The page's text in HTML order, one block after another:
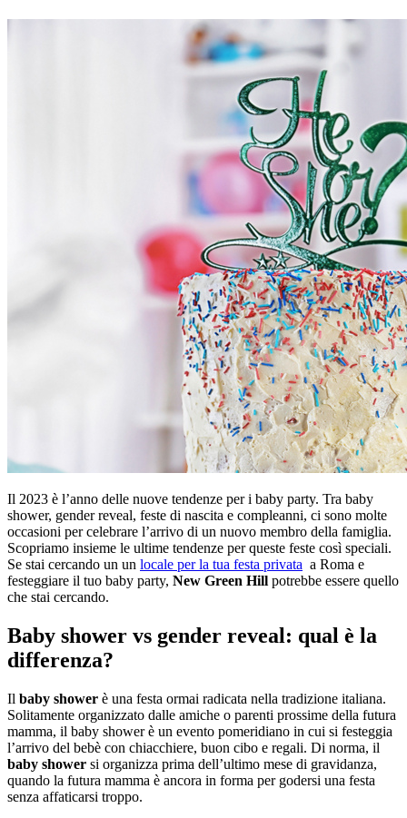
Il 2023 è l’anno delle nuove tendenze per i baby party. Tra baby
shower, gender reveal, feste di nascita e compleanni, ci sono molte
occasioni per celebrare l’arrivo di un nuovo membro della famiglia.
Scopriamo insieme le ultime tendenze per queste feste così speciali.
Se stai cercando un un locale per la tua festa privata a Roma e
festeggiare il tuo baby party, New Green Hill potrebbe essere quello
che stai cercando.
Baby shower vs gender reveal: qual è la
differenza?
Il baby shower è una festa ormai radicata nella tradizione italiana.
Solitamente organizzato dalle amiche o parenti prossime della futura
mamma, il baby shower è un evento pomeridiano in cui si festeggia
l’arrivo del bebè con chiacchiere, buon cibo e regali. Di norma, il
baby shower si organizza prima dell’ultimo mese di gravidanza,
quando la futura mamma è ancora in forma per godersi una festa
senza affaticarsi troppo.